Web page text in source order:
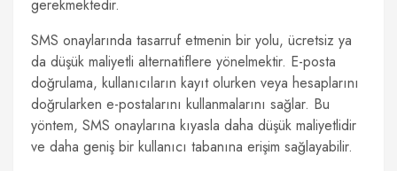
gerekmektedir.
SMS onaylarında tasarruf etmenin bir yolu, ücretsiz ya
da düşük maliyetli alternatiflere yönelmektir. E-posta
doğrulama, kullanıcıların kayıt olurken veya hesaplarını
doğrularken e-postalarını kullanmalarını sağlar. Bu
yöntem, SMS onaylarına kıyasla daha düşük maliyetlidir
ve daha geniş bir kullanıcı tabanına erişim sağlayabilir.